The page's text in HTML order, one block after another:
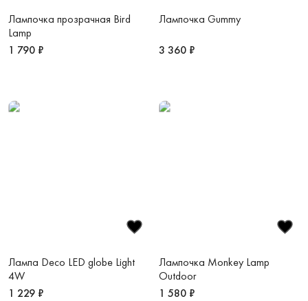
Лампочка прозрачная Bird
Lamp
1 790 ₽
Лампочка Gummy
3 360 ₽
Лампа Deco LED globe Light
4W
1 229 ₽
Лампочка Monkey Lamp
Outdoor
1 580 ₽